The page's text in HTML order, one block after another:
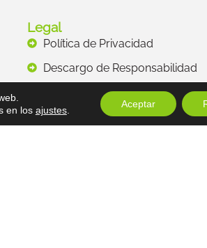
Legal
Política de Privacidad
Descargo de Responsabilidad
Términos y Condiciones
Copyright
en los ajustes.
Aceptar